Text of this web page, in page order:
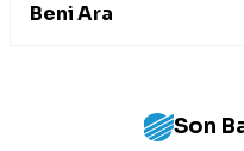
Beni Ara
Son